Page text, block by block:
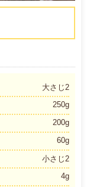
大さじ2
250g
200g
60g
小さじ2
4g